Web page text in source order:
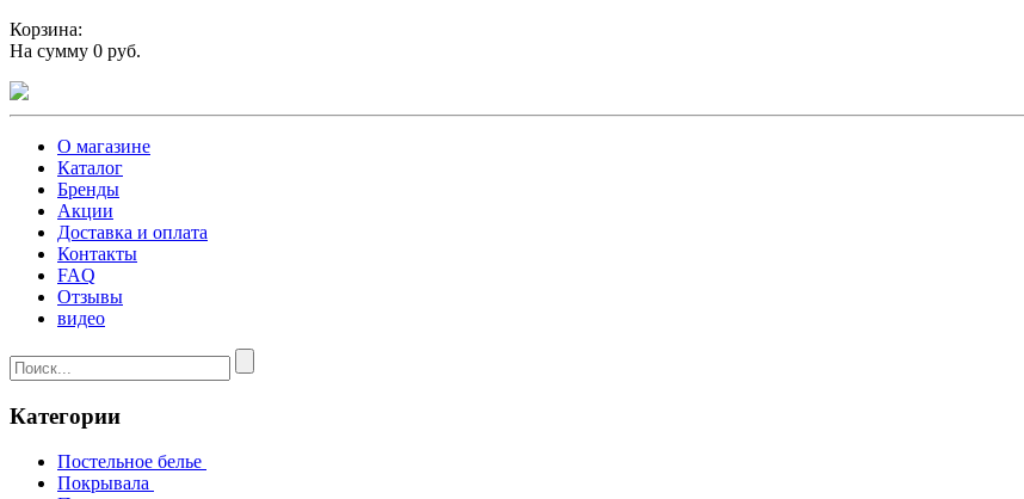
Корзина:
На сумму 0 руб.
О магазине
Каталог
Бренды
Акции
Доставка и оплата
Контакты
FAQ
Отзывы
видео
Категории
Постельное белье
Покрывала